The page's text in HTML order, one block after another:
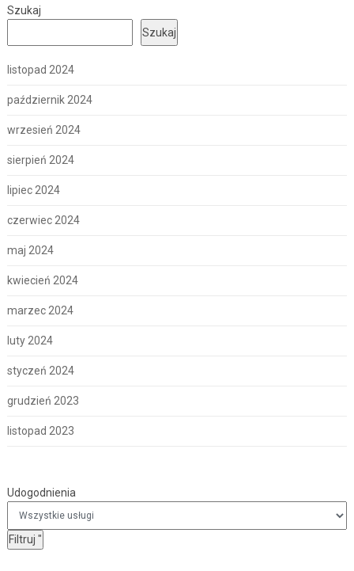
Szukaj
Szukaj
listopad 2024
październik 2024
wrzesień 2024
sierpień 2024
lipiec 2024
czerwiec 2024
maj 2024
kwiecień 2024
marzec 2024
luty 2024
styczeń 2024
grudzień 2023
listopad 2023
Udogodnienia
Filtruj Udogodnienia
"